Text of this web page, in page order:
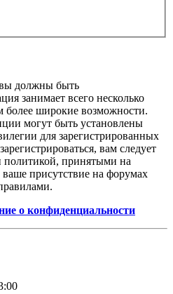
должны быть
занимает всего несколько
более широкие возможности.
могут быть установлены
для зарегистрированных
вам следует
политикой, принятыми на
присутствие на форумах
о конфиденциальности